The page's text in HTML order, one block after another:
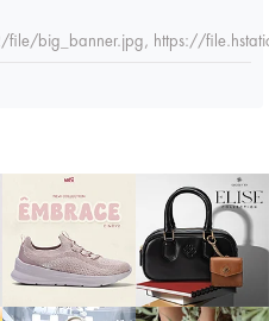
big_banner.jpg, https://